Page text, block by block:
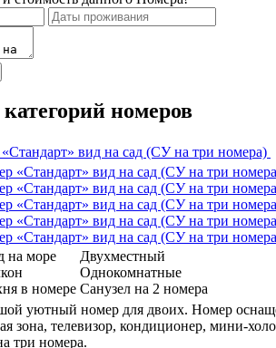
номеров
вид на сад (СУ на три номера)
на море
в номере
Двухместный
Однокомнатные
Санузел на 2 номера
уютный номер для двоих. Номер
зона, телевизор, кондиционер, мини-
три номера.